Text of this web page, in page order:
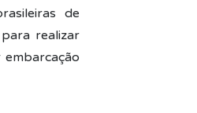
de
realizar